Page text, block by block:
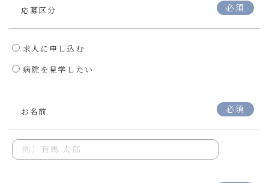
応募区分 必須
求人に申し込む
病院を見学したい
お名前 必須